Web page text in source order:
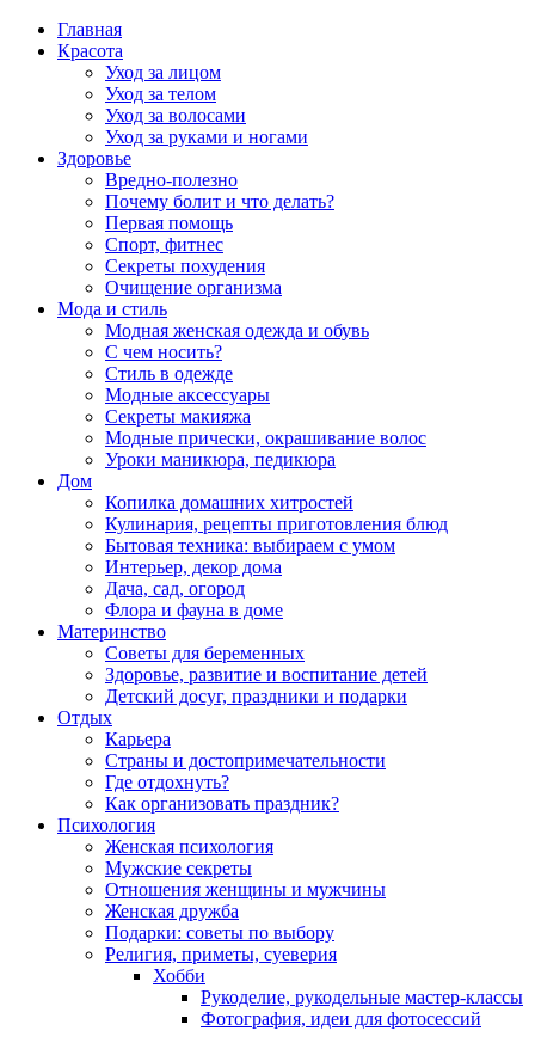
Главная
Красота
Уход за лицом
Уход за телом
Уход за волосами
Уход за руками и ногами
Здоровье
Вредно-полезно
Почему болит и что делать?
Первая помощь
Спорт, фитнес
Секреты похудения
Очищение организма
Мода и стиль
Модная женская одежда и обувь
С чем носить?
Стиль в одежде
Модные аксессуары
Секреты макияжа
Модные прически, окрашивание волос
Уроки маникюра, педикюра
Дом
Копилка домашних хитростей
Кулинария, рецепты приготовления блюд
Бытовая техника: выбираем с умом
Интерьер, декор дома
Дача, сад, огород
Флора и фауна в доме
Материнство
Советы для беременных
Здоровье, развитие и воспитание детей
Детский досуг, праздники и подарки
Отдых
Карьера
Страны и достопримечательности
Где отдохнуть?
Как организовать праздник?
Психология
Женская психология
Мужские секреты
Отношения женщины и мужчины
Женская дружба
Подарки: советы по выбору
Религия, приметы, суеверия
Хобби
Рукоделие, рукодельные мастер-классы
Фотография, идеи для фотосессий